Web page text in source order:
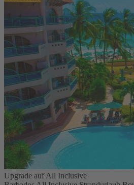
Upgrade auf All Inclusive